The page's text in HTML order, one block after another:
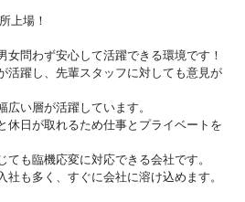
上場！
女問わず安心して活躍できる環境です！
活躍し、先輩スタッフに対しても意見が
い層が活躍しています。
休日が取れるため仕事とプライベートを
ても臨機応変に対応できる会社です。
社も多く、すぐに会社に溶け込めます。